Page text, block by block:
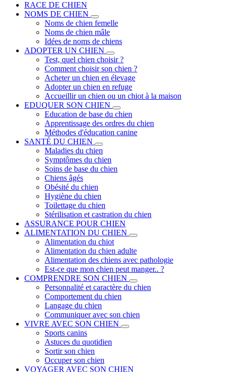
RACE DE CHIEN
NOMS DE CHIEN
Noms de chien femelle
Noms de chien mâle
Idées de noms de chiens
ADOPTER UN CHIEN
Test, quel chien choisir ?
Comment choisir son chien ?
Acheter un chien en élevage
Adopter un chien en refuge
Accueillir un chien ou un chiot à la maison
EDUQUER SON CHIEN
Education de base du chien
Apprentissage des ordres du chien
Méthodes d'éducation canine
SANTÉ DU CHIEN
Maladies du chien
Symptômes du chien
Soins de base du chien
Chiens âgés
Obésité du chien
Hygiène du chien
Toilettage du chien
Stérilisation et castration du chien
ASSURANCE POUR CHIEN
ALIMENTATION DU CHIEN
Alimentation du chiot
Alimentation du chien adulte
Alimentation des chiens avec pathologie
Est-ce que mon chien peut manger.. ?
COMPRENDRE SON CHIEN
Personnalité et caractère du chien
Comportement du chien
Langage du chien
Communiquer avec son chien
VIVRE AVEC SON CHIEN
Sports canins
Astuces du quotidien
Sortir son chien
Occuper son chien
VOYAGER AVEC SON CHIEN